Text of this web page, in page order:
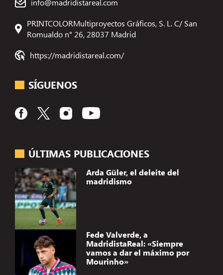
ÚLTIMAS PUBLICACIONES
Arda Güler, el deleite del
madridismo
Fede Valverde, a
MadridistaReal: «Siempre
vamos a dar el máximo por
Mourinho»
PRINTCOLORMultiproyectos Gráficos, S. L. C/ San
Romualdo n° 26, 28037 Madrid
https://madridistareal.com/
SÍGUENOS